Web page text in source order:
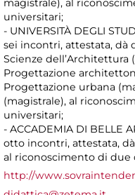
magistrale), al
universitari;
- UNIVERSITÀ DEGLI
sei incontri, attestata, dà
Scienze
Progettazione
Progettazione urbana
(magistrale), al
universitari;
- ACCADEMIA DI BELLE
otto incontri, attestata,
al riconoscimento di
http://